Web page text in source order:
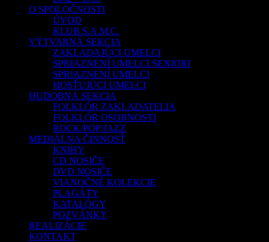
O SPOLOČNOSTI
ÚVOD
KLUB S.A.M.C.
VÝTVARNÁ SEKCIA
ZAKLADAJÚCI UMELCI
SPRIAZNENÍ UMELCI SENIORI
SPRIAZNENÍ UMELCI
HOSŤUJÚCI UMELCI
HUDOBNÁ SEKCIA
FOLKLÓR ZAKLADATELIA
FOLKLÓR OSOBNOSTI
ROCK/POP/JAZZ
MEDIÁLNA ČINNOSŤ
KNIHY
CD NOSIČE
DVD NOSIČE
VIANOČNÉ KOLEKCIE
PLAGÁTY
KATALÓGY
POZVÁNKY
REALIZÁCIE
KONTAKT